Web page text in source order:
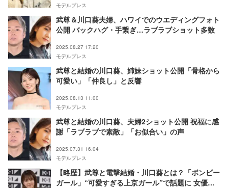
モデルプレス
武尊＆川口葵夫婦、ハワイでのウエディングフォト
公開 バックハグ・手繋ぎ…ラブラブショット多数
2025.08.27 17:20
モデルプレス
武尊と結婚の川口葵、姉妹ショット公開「骨格から
可愛い」「仲良し」と反響
2025.08.13 11:00
モデルプレス
武尊と結婚の川口葵、夫婦2ショット公開 祝福に感
謝「ラブラブで素敵」「お似合い」の声
2025.07.31 16:04
モデルプレス
【略歴】武尊と電撃結婚・川口葵とは？「ボンビー
ガール」“可愛すぎる上京ガール”で話題に 女優＆